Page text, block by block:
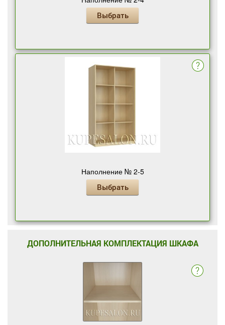
Выбрать
Наполнение № 2-5
Выбрать
ДОПОЛНИТЕЛЬНАЯ КОМПЛЕКТАЦИЯ ШКАФА